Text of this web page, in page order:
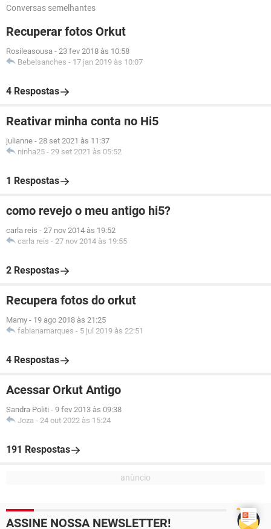
Conversas semelhantes
Recuperar fotos Orkut
Rosileasousa - 23 fev 2018 às 10:58
Bebelsanches - 17 jan 2019 às 10:07
4 Respostas
Reativar minha conta no Hi5
julianne - 28 set 2021 às 11:37
ninha25 - 29 set 2021 às 05:52
1 Respostas
como revejo o meu antigo hi5?
carla reis - 27 nov 2014 às 19:52
carla reis - 27 nov 2014 às 19:55
2 Respostas
Recupera fotos do orkut
Mamy - 19 ago 2018 às 21:25
fabianamarques - 5 jul 2019 às 22:51
4 Respostas
Acessar Orkut Antigo
Sandra Politi - 9 fev 2013 às 09:38
Joza - 24 out 2022 às 15:24
191 Respostas
ASSINE NOSSA NEWSLETTER!